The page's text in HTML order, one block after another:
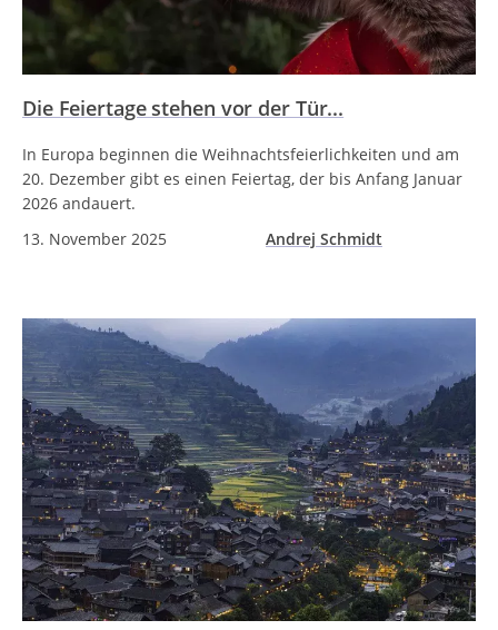
Die Feiertage stehen vor der Tür...
In Europa beginnen die Weihnachtsfeierlichkeiten und am
20. Dezember gibt es einen Feiertag, der bis Anfang Januar
2026 andauert.
13. November 2025
Andrej Schmidt